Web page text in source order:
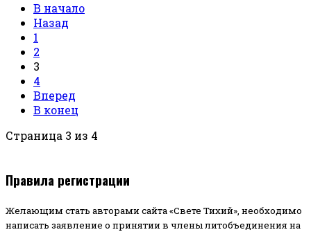
В начало
Назад
1
2
3
4
Вперед
В конец
Страница 3 из 4
Правила регистрации
Желающим стать авторами сайта «Свете Тихий», необходимо
написать заявление о принятии в члены литобъединения на